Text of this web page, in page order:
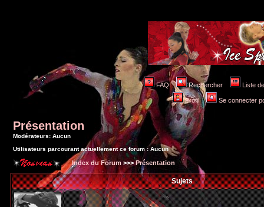
FAQ Rechercher Liste
Profil Se connecter
Présentation
Modérateurs: Aucun
Utilisateurs parcourant actuellement ce forum : Aucun
Index du Forum >>>Présentation
Sujets